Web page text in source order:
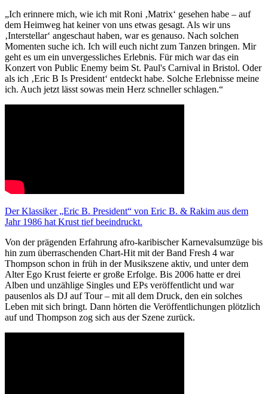
„Ich erinnere mich, wie ich mit Roni ‚Matrix‘ gesehen habe – auf
dem Heimweg hat keiner von uns etwas gesagt. Als wir uns
‚Interstellar‘ angeschaut haben, war es genauso. Nach solchen
Momenten suche ich. Ich will euch nicht zum Tanzen bringen. Mir
geht es um ein unvergessliches Erlebnis. Für mich war das ein
Konzert von Public Enemy beim St. Paul's Carnival in Bristol. Oder
als ich ‚Eric B Is President‘ entdeckt habe. Solche Erlebnisse meine
ich. Auch jetzt lässt sowas mein Herz schneller schlagen.“
Der Klassiker „Eric B. President“ von Eric B. & Rakim aus dem
Jahr 1986 hat Krust tief beeindruckt.
Von der prägenden Erfahrung afro-karibischer Karnevalsumzüge bis
hin zum überraschenden Chart-Hit mit der Band Fresh 4 war
Thompson schon in früh in der Musikszene aktiv, und unter dem
Alter Ego Krust feierte er große Erfolge. Bis 2006 hatte er drei
Alben und unzählige Singles und EPs veröffentlicht und war
pausenlos als DJ auf Tour – mit all dem Druck, den ein solches
Leben mit sich bringt. Dann hörten die Veröffentlichungen plötzlich
auf und Thompson zog sich aus der Szene zurück.